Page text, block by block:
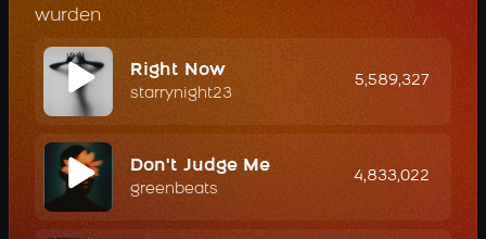
wurden
Right Now
starrynight23
5,589,327
Don't Judge Me
greenbeats
4,833,022